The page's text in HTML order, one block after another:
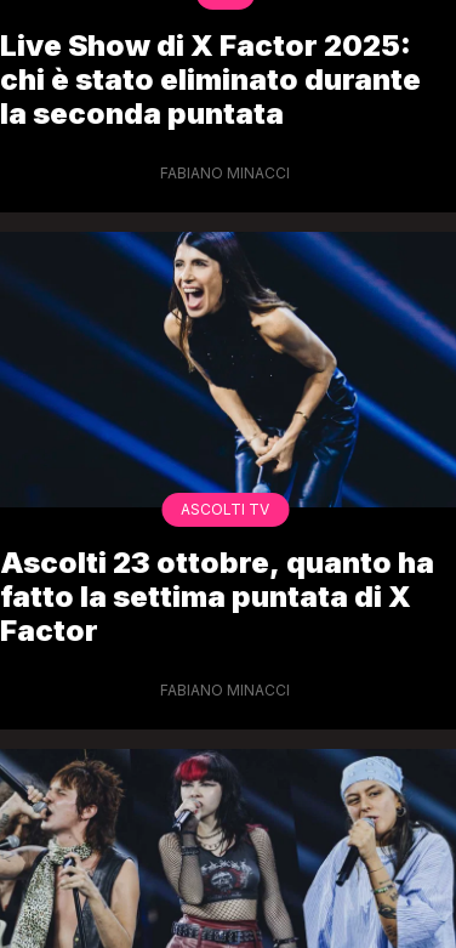
Live Show di X Factor 2025:
chi è stato eliminato durante
la seconda puntata
FABIANO MINACCI
ASCOLTI TV
Ascolti 23 ottobre, quanto ha
fatto la settima puntata di X
Factor
FABIANO MINACCI
Camilla Milanesi lascia tutto:
“Addio cike mie, siete state una
grande famiglia per me”
FABIANO MINACCI